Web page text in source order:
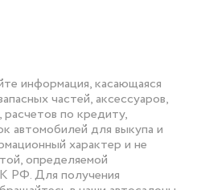
информация, касающаяся
частей, аксессуаров,
расчетов по кредиту,
автомобилей для выкупа и
характер и не
определяемой
РФ. Для получения